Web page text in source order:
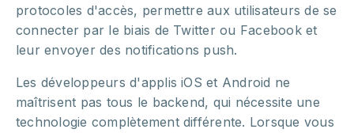
protocoles d'accès, permettre aux utilisateurs de se
connecter par le biais de Twitter ou Facebook et
leur envoyer des notifications push.
Les développeurs d'applis iOS et Android ne
maîtrisent pas tous le backend, qui nécessite une
technologie complètement différente. Lorsque vous